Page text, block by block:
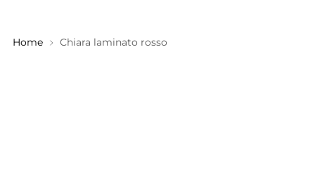
Home Chiara laminato rosso